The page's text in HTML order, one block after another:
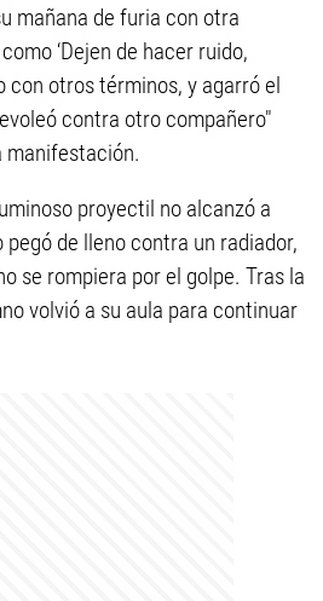
mañana de furia con otra
‘Dejen de hacer ruido,
con otros términos, y agarró el
contra otro compañero"
manifestación.
proyectil no alcanzó a
de lleno contra un radiador,
se rompiera por el golpe. Tras la
volvió a su aula para continuar